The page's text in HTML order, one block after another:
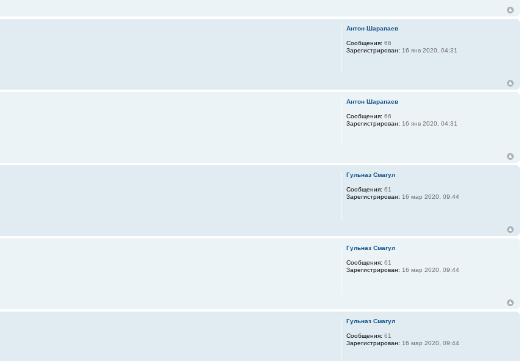
Антон Шарапаев
Сообщения: 66
Зарегистрирован: 16 янв 2020, 04:31
Антон Шарапаев
Сообщения: 66
Зарегистрирован: 16 янв 2020, 04:31
Гульназ Смагул
Сообщения: 61
Зарегистрирован: 16 мар 2020, 09:44
Гульназ Смагул
Сообщения: 61
Зарегистрирован: 16 мар 2020, 09:44
Гульназ Смагул
Сообщения: 61
Зарегистрирован: 16 мар 2020, 09:44